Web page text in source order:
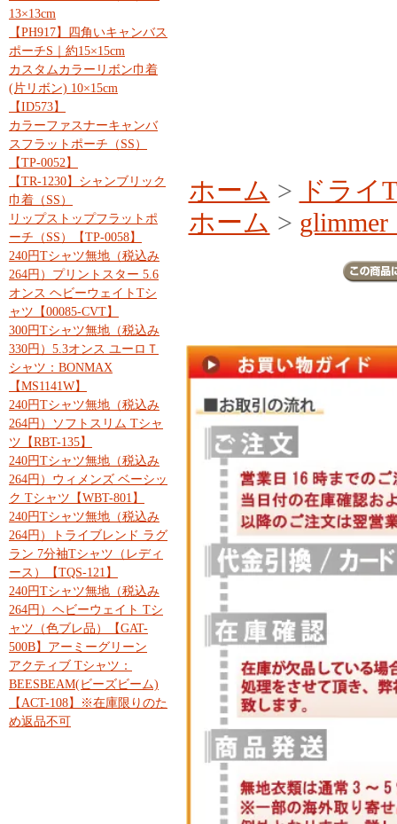
13×13cm
【PH917】四角いキャンバス
ポーチS｜約15×15cm
カスタムカラーリボン巾着
(片リボン) 10×15cm
【ID573】
カラーファスナーキャンバ
スフラットポーチ（SS）
【TP-0052】
【TR-1230】シャンブリック
巾着（SS）
リップストップフラットポ
ーチ（SS）【TP-0058】
240円Tシャツ無地（税込み
264円）プリントスター 5.6
オンス ヘビーウェイトTシ
ャツ【00085-CVT】
300円Tシャツ無地（税込み
330円）5.3オンス ユーロＴ
シャツ：BONMAX
【MS1141W】
240円Tシャツ無地（税込み
264円）ソフトスリム Tシャ
ツ【RBT-135】
240円Tシャツ無地（税込み
264円）ウィメンズ ベーシッ
ク Tシャツ【WBT-801】
240円Tシャツ無地（税込み
264円）トライブレンド ラグ
ラン 7分袖Tシャツ（レディ
ース）【TQS-121】
240円Tシャツ無地（税込み
264円）ヘビーウェイト Tシ
ャツ（色ブレ品）【GAT-
500B】アーミーグリーン
アクティブ Tシャツ：
BEESBEAM(ビーズビーム)
【ACT-108】※在庫限りのた
め返品不可
ホーム > ドライ
ホーム >